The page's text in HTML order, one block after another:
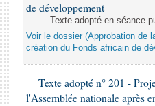
de développement
Texte adopté en séance
Voir le dossier (Approbation de
création du Fonds africain de
Texte adopté n° 201 -
l'Assemblée nationale après